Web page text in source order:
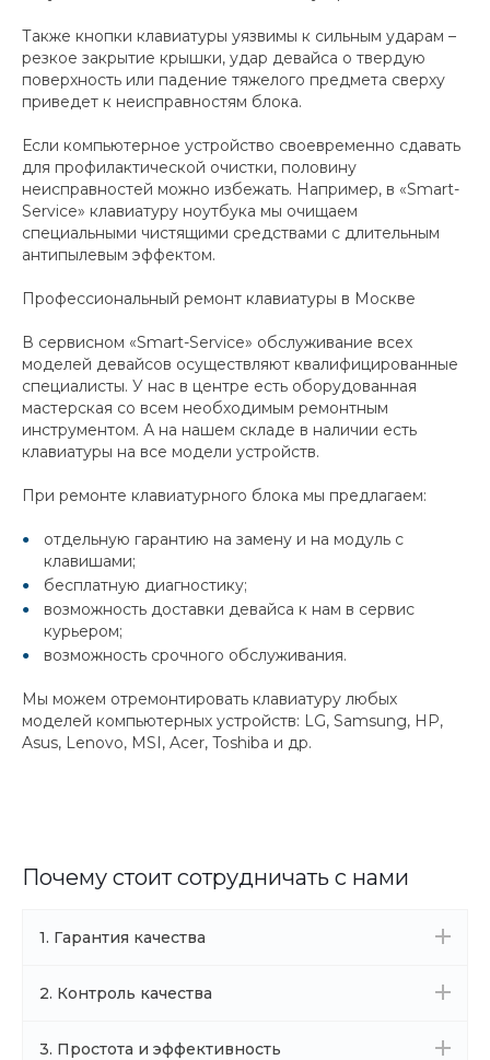
Также кнопки клавиатуры уязвимы к сильным ударам –
резкое закрытие крышки, удар девайса о твердую
поверхность или падение тяжелого предмета сверху
приведет к неисправностям блока.
Если компьютерное устройство своевременно сдавать
для профилактической очистки, половину
неисправностей можно избежать. Например, в «Smart-
Service» клавиатуру ноутбука мы очищаем
специальными чистящими средствами с длительным
антипылевым эффектом.
Профессиональный ремонт клавиатуры в Москве
В сервисном «Smart-Service» обслуживание всех
моделей девайсов осуществляют квалифицированные
специалисты. У нас в центре есть оборудованная
мастерская со всем необходимым ремонтным
инструментом. А на нашем складе в наличии есть
клавиатуры на все модели устройств.
При ремонте клавиатурного блока мы предлагаем:
отдельную гарантию на замену и на модуль с
клавишами;
бесплатную диагностику;
возможность доставки девайса к нам в сервис
курьером;
возможность срочного обслуживания.
Мы можем отремонтировать клавиатуру любых
моделей компьютерных устройств: LG, Samsung, HP,
Asus, Lenovo, MSI, Acer, Toshiba и др.
Почему стоит сотрудничать с нами
1. Гарантия качества
2. Контроль качества
3. Простота и эффективность